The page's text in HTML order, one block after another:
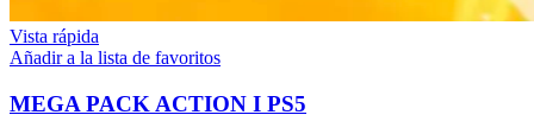
Vista rápida
Añadir a la lista de favoritos
MEGA PACK ACTION I PS5